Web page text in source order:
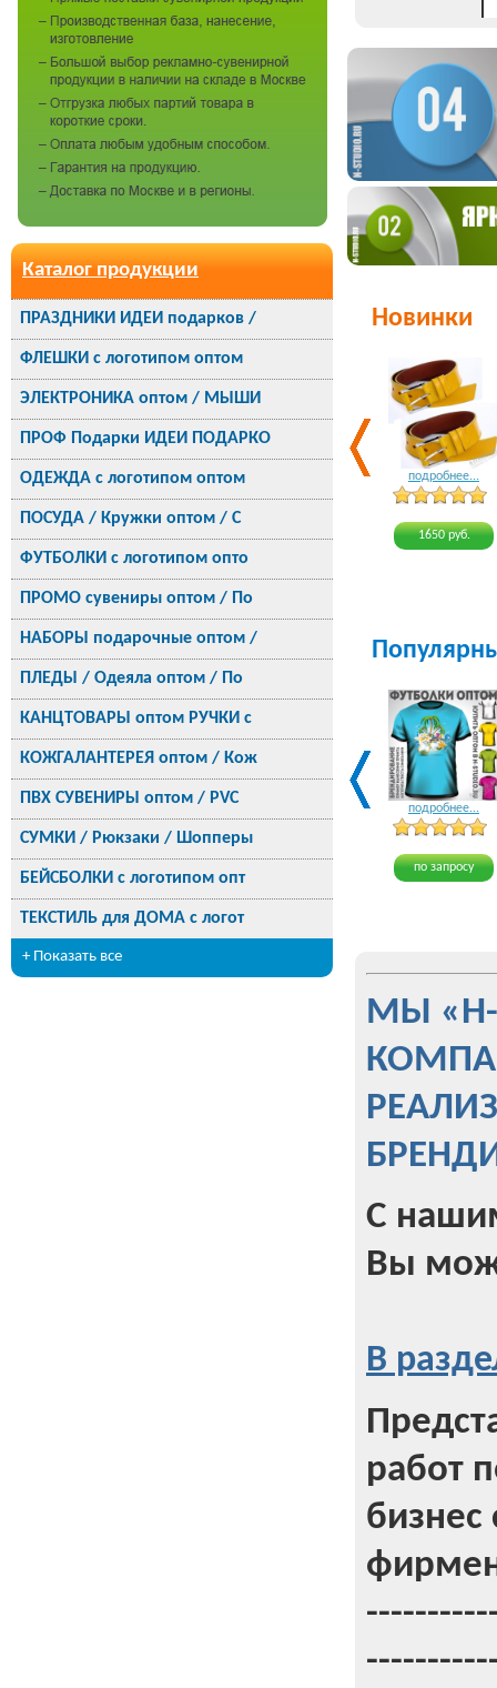
Каталог продукции
ПРАЗДНИКИ ИДЕИ подарков /
ФЛЕШКИ с логотипом оптом
ЭЛЕКТРОНИКА оптом / МЫШИ
ПРОФ Подарки ИДЕИ ПОДАРКО
ОДЕЖДА с логотипом оптом
ПОСУДА / Кружки оптом / С
ФУТБОЛКИ с логотипом опто
ПРОМО сувениры оптом / По
НАБОРЫ подарочные оптом /
ПЛЕДЫ / Одеяла оптом / По
КАНЦТОВАРЫ оптом РУЧКИ с
КОЖГАЛАНТЕРЕЯ оптом / Кож
ПВХ СУВЕНИРЫ оптом / PVC
СУМКИ / Рюкзаки / Шопперы
БЕЙСБОЛКИ с логотипом опт
ТЕКСТИЛЬ для ДОМА с логот
+ Показать все
Новинки
подробнее...
1650 руб.
подробнее...
по запросу
МЫ
С
Вы
В
работ
бизнес